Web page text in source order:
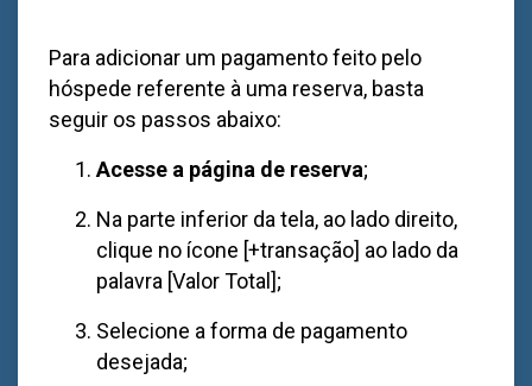
Para adicionar um pagamento feito pelo
hóspede referente à uma reserva, basta
seguir os passos abaixo:
Acesse a página de reserva;
Na parte inferior da tela, ao lado direito,
clique no ícone [+transação] ao lado da
palavra [Valor Total];
Selecione a forma de pagamento
desejada;